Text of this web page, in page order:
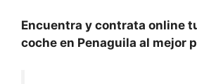
Encuentra y contrata online
coche en Penaguila al mejor